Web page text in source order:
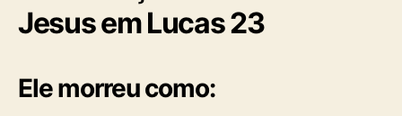
Jesus em Lucas 23
Ele morreu como: